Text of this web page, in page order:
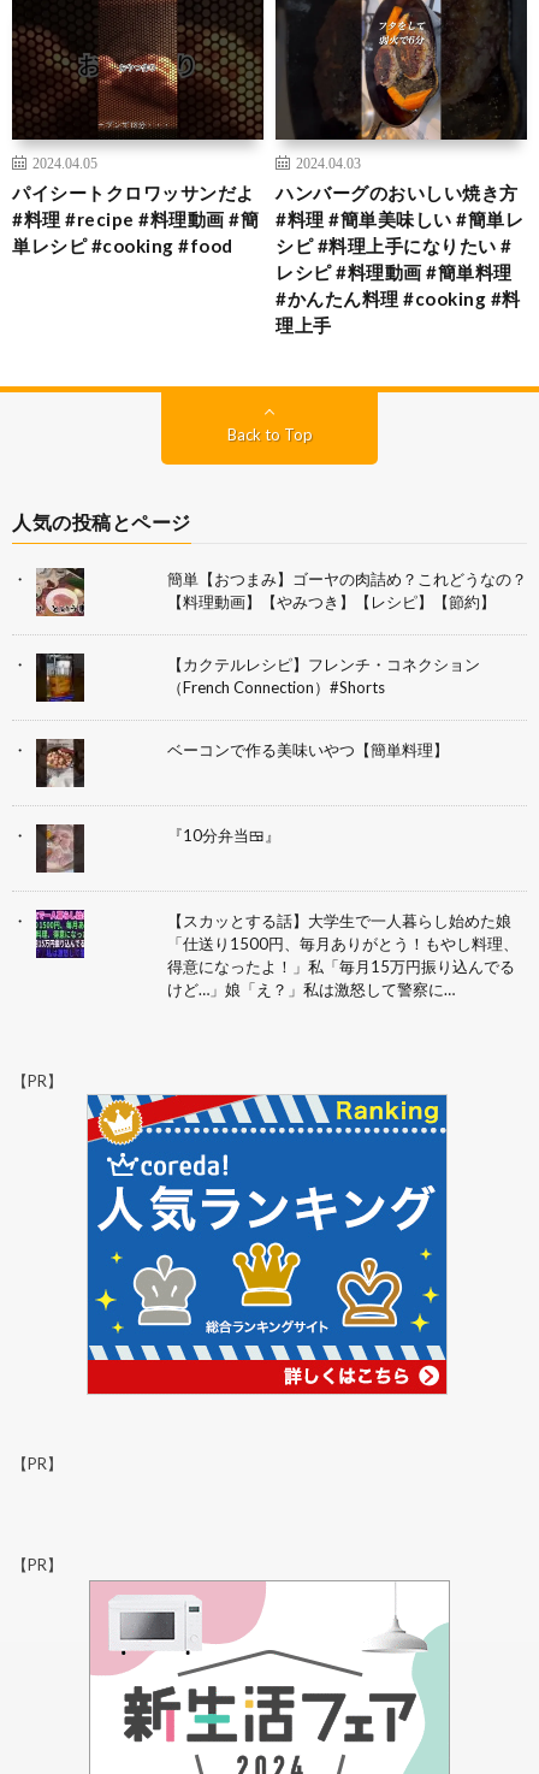
2024.04.05
パイシートクロワッサンだよ
#料理 #recipe #料理動画 #簡
単レシピ #cooking #food
2024.04.03
ハンバーグのおいしい焼き方
#料理 #簡単美味しい #簡単レ
シピ #料理上手になりたい #
レシピ #料理動画 #簡単料理
#かんたん料理 #cooking #料
理上手
Back to Top
人気の投稿とページ
簡単【おつまみ】ゴーヤの肉詰め？これどうなの？
【料理動画】【やみつき】【レシピ】【節約】
【カクテルレシピ】フレンチ・コネクション
（French Connection）#Shorts
ベーコンで作る美味いやつ【簡単料理】
『10分弁当🍱』
【スカッとする話】大学生で一人暮らし始めた娘
「仕送り1500円、毎月ありがとう！もやし料理、
得意になったよ！」私「毎月15万円振り込んでる
けど…」娘「え？」私は激怒して警察に…
【PR】
【PR】
【PR】